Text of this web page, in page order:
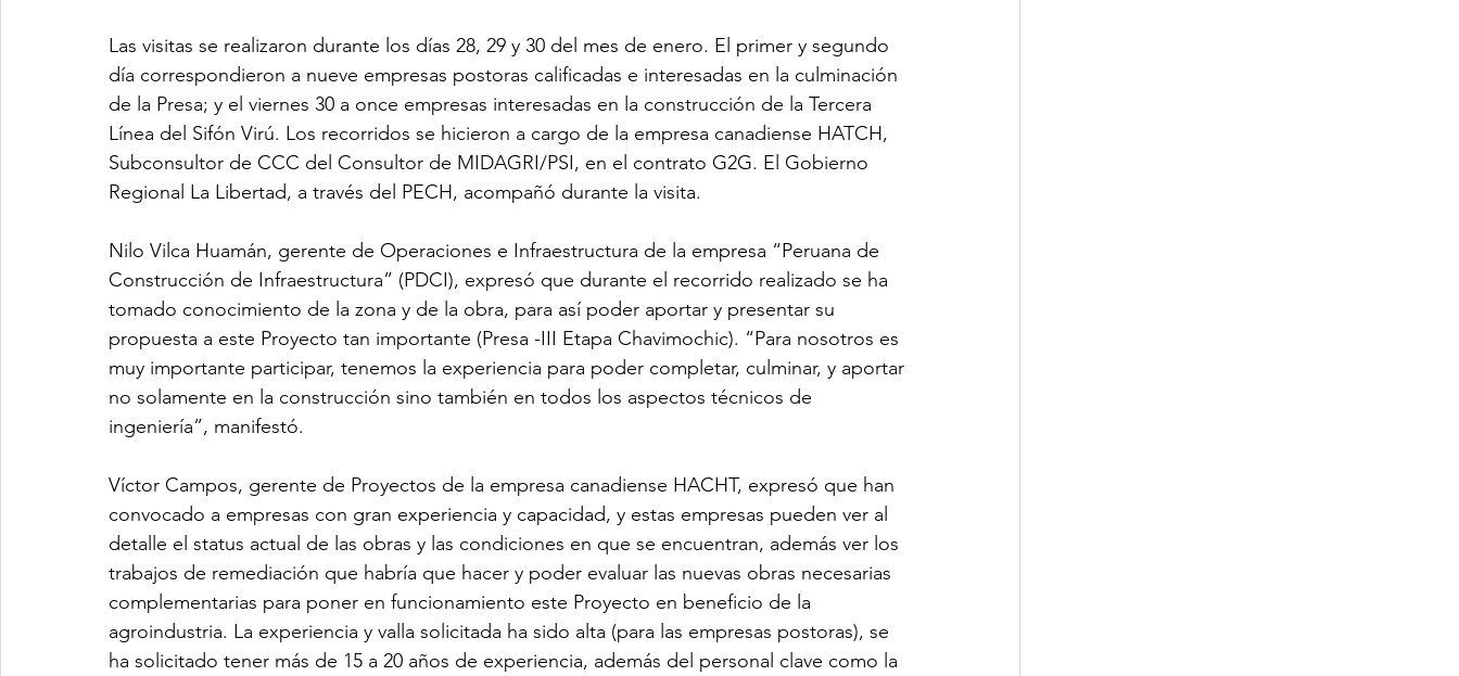
Las visitas se realizaron durante los días 28, 29 y 30 del mes de enero. El primer y segundo
día correspondieron a nueve empresas postoras calificadas e interesadas en la culminación
de la Presa; y el viernes 30 a once empresas interesadas en la construcción de la Tercera
Línea del Sifón Virú. Los recorridos se hicieron a cargo de la empresa canadiense HATCH,
Subconsultor de CCC del Consultor de MIDAGRI/PSI, en el contrato G2G. El Gobierno
Regional La Libertad, a través del PECH, acompañó durante la visita.
Nilo Vilca Huamán, gerente de Operaciones e Infraestructura de la empresa “Peruana de
Construcción de Infraestructura” (PDCI), expresó que durante el recorrido realizado se ha
tomado conocimiento de la zona y de la obra, para así poder aportar y presentar su
propuesta a este Proyecto tan importante (Presa -III Etapa Chavimochic). “Para nosotros es
muy importante participar, tenemos la experiencia para poder completar, culminar, y aportar
no solamente en la construcción sino también en todos los aspectos técnicos de
ingeniería”, manifestó.
Víctor Campos, gerente de Proyectos de la empresa canadiense HACHT, expresó que han
convocado a empresas con gran experiencia y capacidad, y estas empresas pueden ver al
detalle el status actual de las obras y las condiciones en que se encuentran, además ver los
trabajos de remediación que habría que hacer y poder evaluar las nuevas obras necesarias
complementarias para poner en funcionamiento este Proyecto en beneficio de la
agroindustria. La experiencia y valla solicitada ha sido alta (para las empresas postoras), se
ha solicitado tener más de 15 a 20 años de experiencia, además del personal clave como la